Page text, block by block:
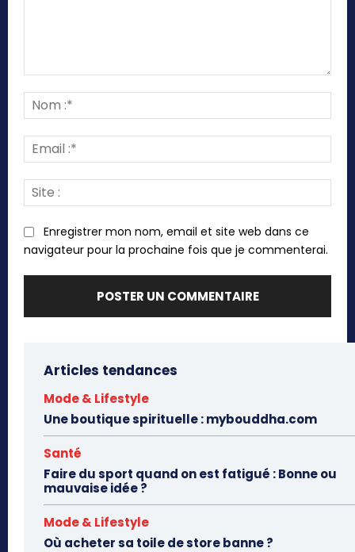
:*
:*
:
Enregistrer mon nom, email et site web dans ce
navigateur pour la prochaine fois que je commenterai.
Articles tendances
Mode & Lifestyle
Une boutique spirituelle : mybouddha.com
Santé
Faire du sport quand on est fatigué : Bonne ou
mauvaise idée ?
Mode & Lifestyle
Où acheter sa toile de store banne ?